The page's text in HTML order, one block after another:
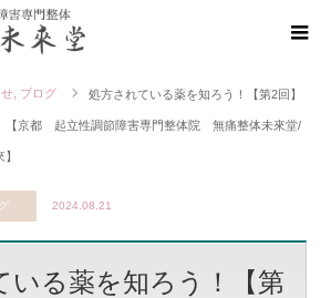
ブログ 処方されている薬を知ろう！【第2回】
【京都 起立性調節障害専門整体院 無痛整体未來堂/
2024.08.21
いる薬を知ろう！【第